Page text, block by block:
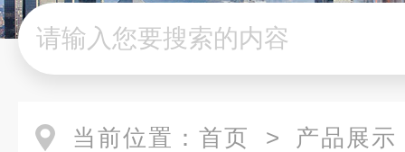
当前位置： 首页 > 产品展示